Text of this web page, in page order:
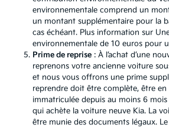
environnementale comprend un
un montant supplémentaire pour la
cas échéant. Plus information sur
environnementale de 10 euros pour
Prime de reprise : À l’achat d’une
reprenons votre ancienne voiture
et nous vous offrons une prime
reprendre doit être complète, être
immatriculée depuis au moins 6
qui achète la voiture neuve Kia. La
être munie des documents légaux.